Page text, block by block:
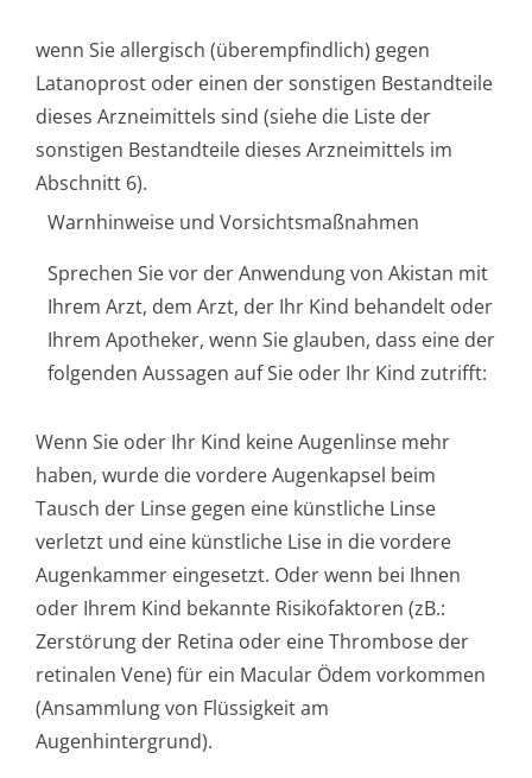
wenn Sie allergisch (überempfindlich) gegen
Latanoprost oder einen der sonstigen Bestandteile
dieses Arzneimittels sind (siehe die Liste der
sonstigen Bestandteile dieses Arzneimittels im
Abschnitt 6).
Warnhinweise und Vorsichtsmaßnahmen
Sprechen Sie vor der Anwendung von Akistan mit
Ihrem Arzt, dem Arzt, der Ihr Kind behandelt oder
Ihrem Apotheker, wenn Sie glauben, dass eine der
folgenden Aussagen auf Sie oder Ihr Kind zutrifft:
Wenn Sie oder Ihr Kind keine Augenlinse mehr
haben, wurde die vordere Augenkapsel beim
Tausch der Linse gegen eine künstliche Linse
verletzt und eine künstliche Lise in die vordere
Augenkammer eingesetzt. Oder wenn bei Ihnen
oder Ihrem Kind bekannte Risikofaktoren (zB.:
Zerstörung der Retina oder eine Thrombose der
retinalen Vene) für ein Macular Ödem vorkommen
(Ansammlung von Flüssigkeit am
Augenhintergrund).